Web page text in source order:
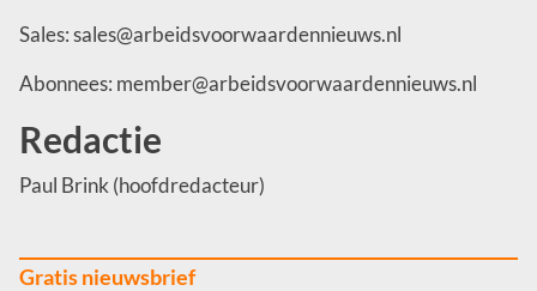
Sales: sales@arbeidsvoorwaardennieuws.nl
Abonnees: member@arbeidsvoorwaardennieuws.nl
Redactie
Paul Brink (hoofdredacteur)
Gratis nieuwsbrief